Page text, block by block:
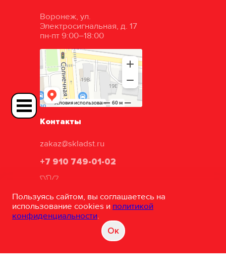
Воронеж, ул.
Электросигнальная, д. 17
пн-пт 9:00–18:00
Контакты
zakaz@skladst.ru
+7 910 749-01-02
ТД «Складские технологии»
Разработка и сопровождение сайта
"White-studio"
Пользуясь сайтом, вы соглашаетесь на
использование cookies и политикой
конфиденциальности.
Oк